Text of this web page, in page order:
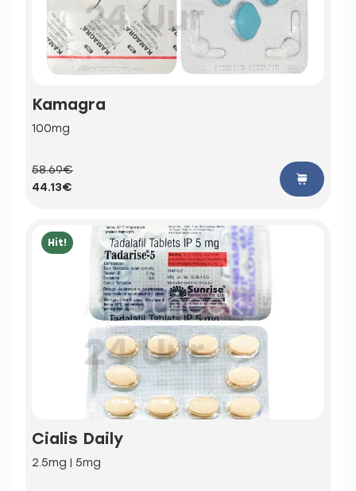
Kamagra
100mg
58.69€
44.13€
Hit!
Cialis Daily
2.5mg | 5mg